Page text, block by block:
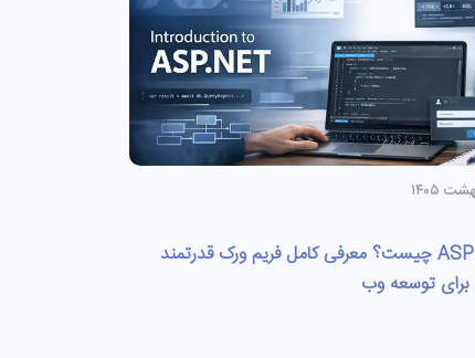
ASP.NET چیست؟ معرفی کامل فریم‌ ورک قدرتمند